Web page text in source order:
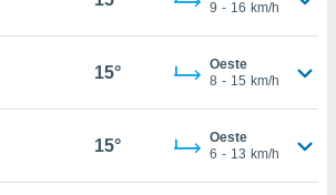
9 - 16 km/h
15°
Oeste
8 - 15 km/h
15°
Oeste
6 - 13 km/h